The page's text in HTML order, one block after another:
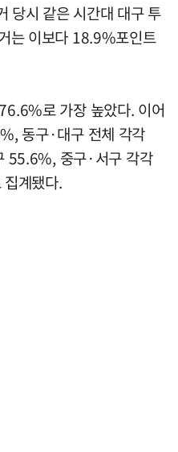
당시 같은 시간대 대구 투
는 이보다 18.9%포인트
로 가장 높았다. 이어
동구·대구 전체 각각
중구·서구 각각
계됐다.